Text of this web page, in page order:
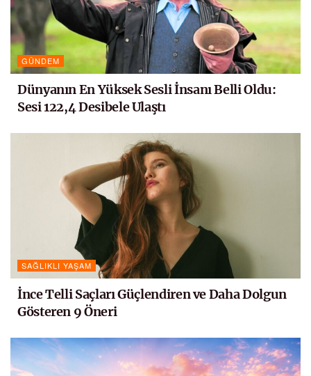
GÜNDEM
Dünyanın En Yüksek Sesli İnsanı Belli Oldu:
Sesi 122,4 Desibele Ulaştı
SAĞLIKLI YAŞAM
İnce Telli Saçları Güçlendiren ve Daha Dolgun
Gösteren 9 Öneri